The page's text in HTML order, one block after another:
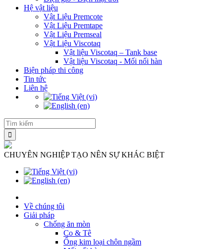
Hệ vật liệu
Vật Liệu Premcote
Vật Liệu Premtape
Vật Liệu Premseal
Vật Liệu Viscotaq
Vật liệu Viscotaq – Tank base
Vật liệu Viscotaq - Mối nối hàn
Biện pháp thi công
Tin tức
Liên hệ
CHUYÊN NGHIỆP TẠO NÊN SỰ KHÁC BIỆT
Về chúng tôi
Giải pháp
Chống ăn mòn
Co & Tê
Ống kim loại chôn ngầm